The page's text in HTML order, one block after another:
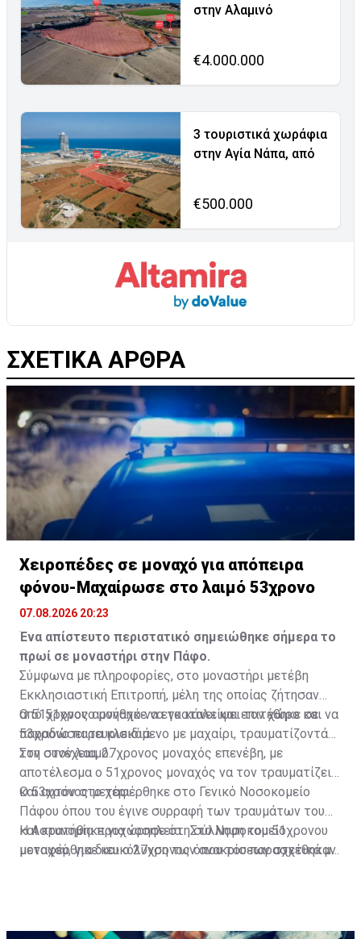
στην Αλαμινό
€4.000.000
3 τουριστικά χωράφια
στην Αγία Νάπα, από
€500.000
ΣΧΕΤΙΚΑ ΑΡΘΡΑ
Χειροπέδες σε μοναχό για απόπειρα
φόνου-Μαχαίρωσε στο λαιμό 53χρονο
07.08.2026 20:23
Ένα απίστευτο περιστατικό σημειώθηκε σήμερα το
πρωί σε μοναστήρι στην Πάφο.
Σύμφωνα με πληροφορίες, στο μοναστήρι μετέβη
Εκκλησιαστική Επιτροπή, μέλη της οποίας ζήτησαν
από 51χρονο μοναχό να εγκαταλείψει τον χώρο και να
παραδώσει τα κλειδιά.
Ο 51χρονος αρνήθηκε να το κάνει και επιτέθηκε σε
53χρονο παρευρισκόμενο με μαχαίρι, τραυματίζοντάς
τον στον λαιμό.
Στη συνέχεια, 27χρονος μοναχός επενέβη, με
αποτέλεσμα ο 51χρονος μοναχός να τον τραυματίζει
και αυτόν στο χέρι.
Ο 53χρονος μεταφέρθηκε στο Γενικό Νοσοκομείο
Πάφου όπου του έγινε συρραφή των τραυμάτων του
και κρατήθηκε για νοσηλεία. Στο Νοσοκομείο
μεταφέρθηκε και ο 27χρονος όπου του παρασχέθηκαν
Η Αστυνομία προχώρησε στη σύλληψη του 51χρονου
μοναχού, για διευκόλυνση των ανακρίσεων σχετικά με